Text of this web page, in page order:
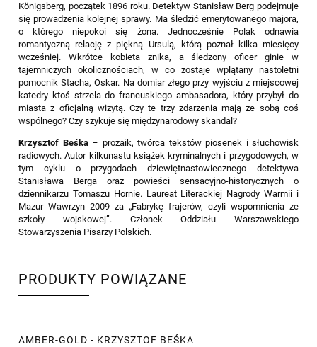
Königsberg, początek 1896 roku. Detektyw Stanisław Berg podejmuje
się prowadzenia kolejnej sprawy. Ma śledzić emerytowanego majora,
o którego niepokoi się żona. Jednocześnie Polak odnawia
romantyczną relację z piękną Ursulą, którą poznał kilka miesięcy
wcześniej. Wkrótce kobieta znika, a śledzony oficer ginie w
tajemniczych okolicznościach, w co zostaje wplątany nastoletni
pomocnik Stacha, Oskar. Na domiar złego przy wyjściu z miejscowej
katedry ktoś strzela do francuskiego ambasadora, który przybył do
miasta z oficjalną wizytą. Czy te trzy zdarzenia mają ze sobą coś
wspólnego? Czy szykuje się międzynarodowy skandal?
Krzysztof Beśka– prozaik, twórca tekstów piosenek i słuchowisk
radiowych. Autor kilkunastu książek kryminalnych i przygodowych, w
tym cyklu o przygodach dziewiętnastowiecznego detektywa
Stanisława Berga oraz powieści sensacyjno-historycznych o
dziennikarzu Tomaszu Hornie. Laureat Literackiej Nagrody Warmii i
Mazur Wawrzyn 2009 za „Fabrykę frajerów, czyli wspomnienia ze
szkoły wojskowej”. Członek Oddziału Warszawskiego
Stowarzyszenia Pisarzy Polskich.
PRODUKTY POWIĄZANE
AMBER-GOLD - KRZYSZTOF BEŚKA